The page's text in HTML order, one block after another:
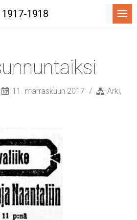
1917-1918 Menu
11. marraskuun 2017 Arki,